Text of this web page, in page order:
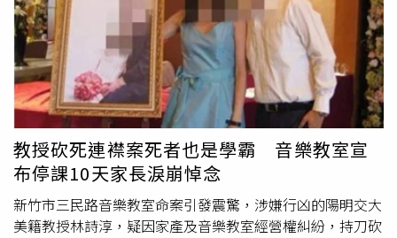
這麼做是對員工和學員的負責」、「有音樂老師薪水要付，
已經繳學費的家長要交代，也不能真的無限期停業吧？有些
生意也不是有那麼多現金週轉，不能斷定他們是堅持要賺
錢」、「覺得我們都是外人，不需要批判與公審」、「音樂
教室的性質不同於其他商業經營，要考量的面向或許跟我們
想的也不一樣」。也有人說，「停課比繼續上課還麻煩好
嗎，留點口德」、「音樂教室的老師薪水都是一堂一堂賺來
的，你以為是發月薪啊？沒有上課就沒有錢，你要人家老師
怎麼生活」、「我就是學生家長，發生這種憾事我們也很震
驚。但我並不希望這種家務事中斷了我們長期相處良好的老
師的生計以及孩子的學習」、「學音樂一定要一週去一次老
教授砍死連襟案死者也是學霸 音樂教室宣
布停課10天家長淚崩悼念
新竹市三民路音樂教室命案引發震驚，涉嫌行凶的陽明交大
美籍教授林詩淳，疑因家產及音樂教室經營權糾紛，持刀砍